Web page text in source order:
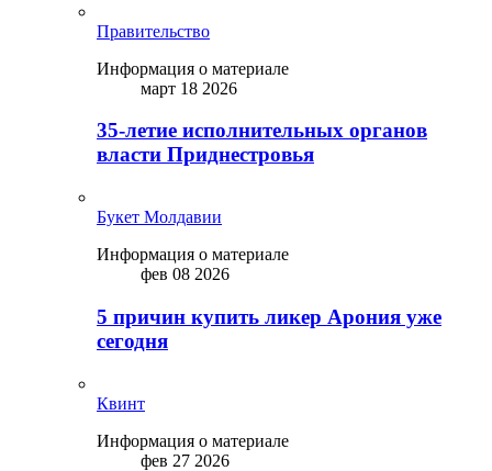
Правительство
Информация о материале
март 18 2026
35-летие исполнительных органов
власти Приднестровья
Букет Молдавии
Информация о материале
фев 08 2026
5 причин купить ликep Арония уже
сегодня
Квинт
Информация о материале
фев 27 2026